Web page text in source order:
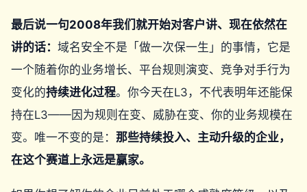
最后说一句2008年我们就开始对客户讲、现在依然在
讲的话： 域名安全不是「做一次保一生」的事情，它是
一个随着你的业务增长、平台规则演变、竞争对手行为
变化的持续进化过程。你今天在L3，不代表明年还能保
持在L3——因为规则在变、威胁在变、你的业务规模在
变。唯一不变的是： 那些持续投入、主动升级的企业，
在这个赛道上永远是赢家。